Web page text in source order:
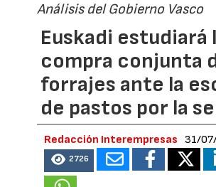
Análisis del Gobierno Vasco
Euskadi estudiará
compra conjunta
forrajes ante la
de pastos por la
Redacción Interempresas 31/
2726